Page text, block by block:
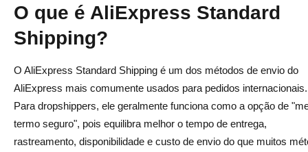
Qual é a diferença entre AliExpress Standard Shipping,
ePacket e AliExpress Premium Shipping?
Qual é melhor para dropshipping: AliExpress Standard
Shipping ou ePacket?
Vale a pena o AliExpress Premium Shipping?
O ePacket ainda é bom para dropshipping do
O que é AliExpress Standard
Shipping?
O AliExpress Standard Shipping é um dos métodos de envio do
AliExpress mais comumente usados para pedidos internacionais.
Para dropshippers, ele geralmente funciona como a opção de
termo seguro", pois equilibra melhor o tempo de entrega,
rastreamento, disponibilidade e custo de envio do que muitos